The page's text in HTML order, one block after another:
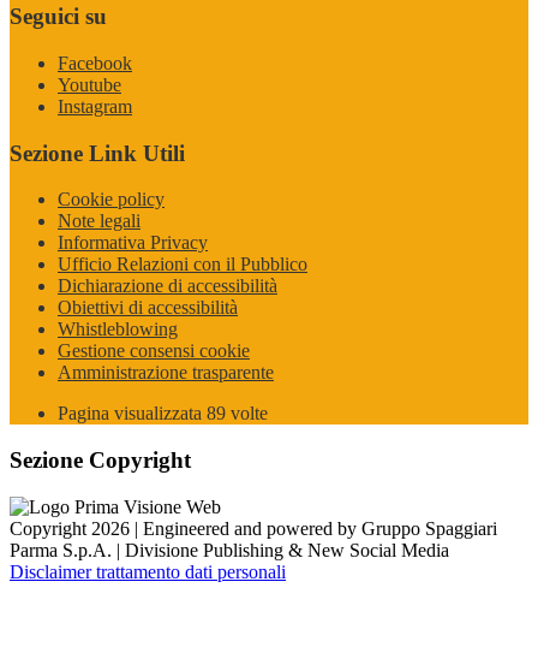
Seguici su
Facebook
Youtube
Instagram
Sezione Link Utili
Cookie policy
Note legali
Informativa Privacy
Ufficio Relazioni con il Pubblico
Dichiarazione di accessibilità
Obiettivi di accessibilità
Whistleblowing
Gestione consensi cookie
Amministrazione trasparente
Pagina visualizzata 89 volte
Sezione Copyright
Copyright 2026 | Engineered and powered by Gruppo Spaggiari
Parma S.p.A. | Divisione Publishing & New Social Media
Disclaimer trattamento dati personali